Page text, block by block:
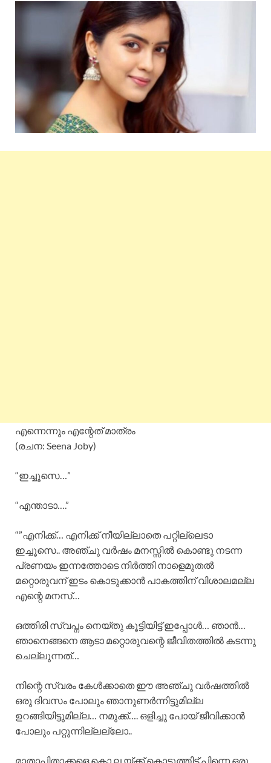
എന്നെന്നും എന്റേത് മാത്രം
(രചന: Seena Joby)
“ഇച്ചൂസെ…”
“എന്താടാ….”
“”എനിക്ക്… എനിക്ക് നീയില്ലാതെ പറ്റില്ലെടാ
ഇച്ചൂസെ.. അഞ്ചു വർഷം മനസ്സിൽ കൊണ്ടു നടന്ന
പ്രണയം ഇന്നത്തോടെ നിർത്തി നാളെമുതൽ
മറ്റൊരുവന് ഇടം കൊടുക്കാൻ പാകത്തിന് വിശാലമല്ല
എന്റെ മനസ്…
ഒത്തിരി സ്വപ്നം നെയ്തു കൂട്ടിയിട്ട് ഇപ്പോൾ… ഞാൻ…
ഞാനെങ്ങനെ ആടാ മറ്റൊരുവന്റെ ജീവിതത്തിൽ കടന്നു
ചെല്ലുന്നത്…
നിന്റെ സ്വരം കേൾക്കാതെ ഈ അഞ്ചു വർഷത്തിൽ
ഒരു ദിവസം പോലും ഞാനുണർന്നിട്ടുമില്ല
ഉറങ്ങിയിട്ടുമില്ല… നമുക്ക്…. ഒളിച്ചു പോയ്‌ ജീവിക്കാൻ
പോലും പറ്റുന്നില്ലല്ലോ..
മാതാപിതാക്കളെ കൊ ല യ്ക്ക് കൊടുത്തിട്ട് പിന്നെ ഒരു